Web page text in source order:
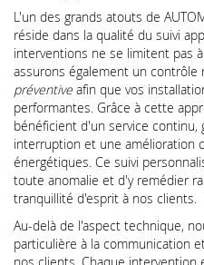
L'un des grands atouts de
réside dans la qualité du suivi
interventions ne se limitent pas
assurons également un contrôle
préventive afin que vos
performantes. Grâce à cette
bénéficient d'un service continu,
interruption et une amélioration
énergétiques. Ce suivi
toute anomalie et d'y remédier
tranquillité d'esprit à nos clients.
Au-delà de l'aspect technique,
particulière à la communication